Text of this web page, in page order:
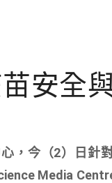
安全
，今（2）日針
Media